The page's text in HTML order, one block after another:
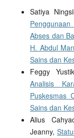
Satiya
Abses dan
H. Abdul
Sains dan
Feggy
Analisis
Puskesmas
Sains dan
Alius
Jeanny,